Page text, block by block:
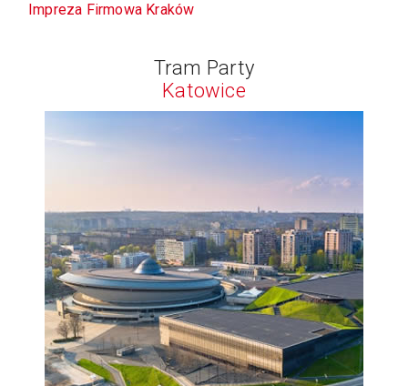
Impreza Firmowa Kraków
Tram Party
Katowice